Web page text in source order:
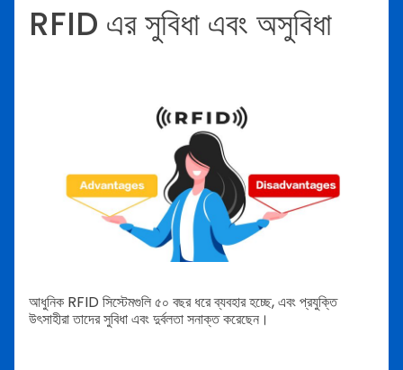
RFID এর সুবিধা এবং অসুবিধা
আধুনিক RFID সিস্টেমগুলি ৫০ বছর ধরে ব্যবহার হচ্ছে, এবং প্রযুক্তি
উৎসাহীরা তাদের সুবিধা এবং দুর্বলতা সনাক্ত করেছেন।